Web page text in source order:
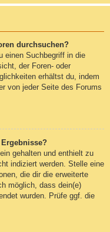
durchsuchen?
einen Suchbegriff in die
der Foren- oder
erhältst du, indem
von jeder Seite des Forums
gehalten und enthielt zu
indiziert werden. Stelle eine
die dir die erweiterte
möglich, dass dein(e)
wurden. Prüfe ggf. die